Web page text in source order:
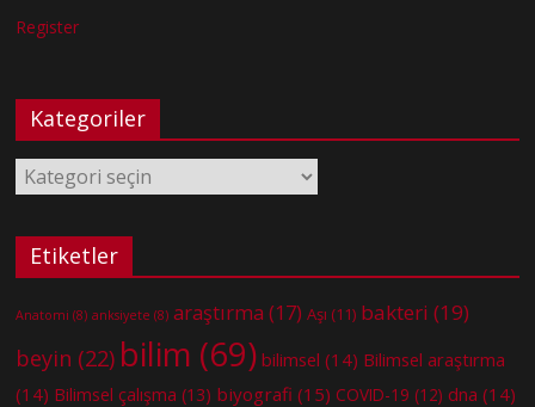
Register
Kategoriler
Kategoriler
Etiketler
Anatomi (8) anksiyete (8) araştırma (17) Aşı (11) bakteri (19)
beyin (22) bilim (69) bilimsel (14) Bilimsel araştırma
(14) Bilimsel çalışma (13) biyografi (15) COVID-19 (12) dna (14)